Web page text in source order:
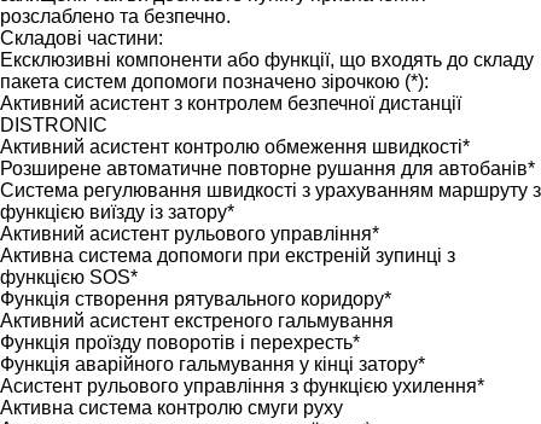
розслаблено та безпечно.
Складові частини:
Ексклюзивні компоненти або функції, що входять до складу
пакета систем допомоги позначено зірочкою (*):
Активний асистент з контролем безпечної дистанції
DISTRONIC
Активний асистент контролю обмеження швидкості*
Розширене автоматичне повторне рушання для автобанів*
Система регулювання швидкості з урахуванням маршруту з
функцією виїзду із затору*
Активний асистент рульового управління*
Активна система допомоги при екстреній зупинці з
функцією SOS*
Функція створення рятувального коридору*
Активний асистент екстреного гальмування
Функція проїзду поворотів і перехресть*
Функція аварійного гальмування у кінці затору*
Асистент рульового управління з функцією ухилення*
Активна система контролю смуги руху